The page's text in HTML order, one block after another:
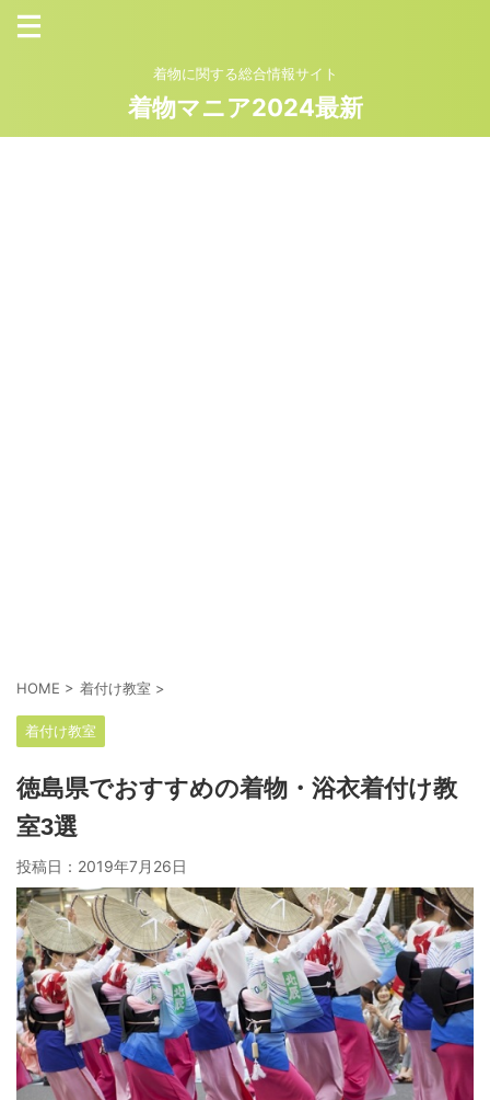
着物に関する総合情報サイト
着物マニア2024最新
HOME > 着付け教室 >
着付け教室
徳島県でおすすめの着物・浴衣着付け教
室3選
投稿日： 2019年7月26日